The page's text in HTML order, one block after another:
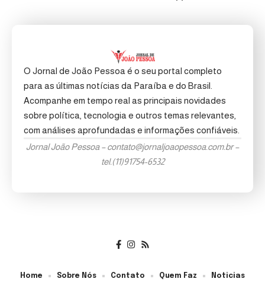
O Jornal de João Pessoa é o seu portal completo
para as últimas notícias da Paraíba e do Brasil.
Acompanhe em tempo real as principais novidades
sobre política, tecnologia e outros temas relevantes,
com análises aprofundadas e informações confiáveis.
Jornal João Pessoa –contato@jornaljoaopessoa.com.br–
tel.(11)91754-6532
Home Sobre Nós Contato Quem Faz Noticias